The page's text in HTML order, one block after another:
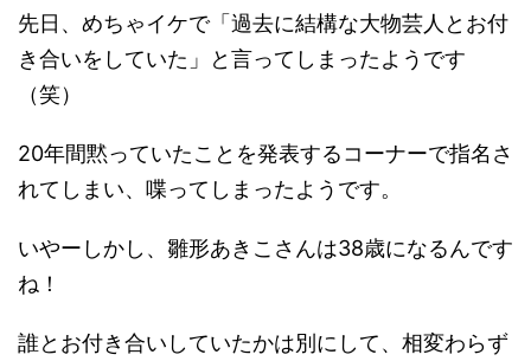
先日、めちゃイケで「過去に結構な大物芸人とお付
き合いをしていた」と言ってしまったようです
（笑）
20年間黙っていたことを発表するコーナーで指名さ
れてしまい、喋ってしまったようです。
いやーしかし、雛形あきこさんは38歳になるんです
ね！
誰とお付き合いしていたかは別にして、相変わらず